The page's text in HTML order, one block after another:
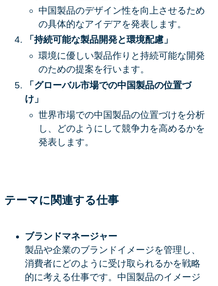
中国製品のデザイン性を向上させるため
の具体的なアイデアを発表します。
「持続可能な製品開発と環境配慮」
環境に優しい製品作りと持続可能な開発
のための提案を行います。
「グローバル市場での中国製品の位置づ
け」
世界市場での中国製品の位置づけを分析
し、どのようにして競争力を高めるかを
発表します。
テーマに関連する仕事
ブランドマネージャー
製品や企業のブランドイメージを管理し、
消費者にどのように受け取られるかを戦略
的に考える仕事です。中国製品のイメージ